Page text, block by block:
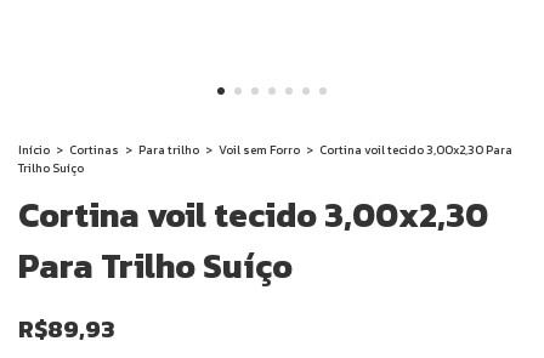
Início > Cortinas > Para trilho > Voil sem Forro > Cortina voil tecido 3,00x2,30 Para
Trilho Suíço
Cortina voil tecido 3,00x2,30
Para Trilho Suíço
R$89,93